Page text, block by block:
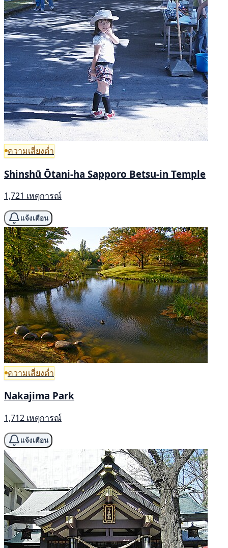
ความเสี่ยงต่ำ
Shinshū Ōtani-ha Sapporo Betsu-in Temple
1,721 เหตุการณ์
แจ้งเตือน
ความเสี่ยงต่ำ
Nakajima Park
1,712 เหตุการณ์
แจ้งเตือน